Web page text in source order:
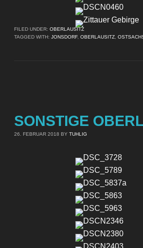
FILED UNDER:OBERLAUSITZ
TAGGED WITH:JONSDORF,OBERLAUSITZ ,
SONSTIGE
26. FEBRUAR 2018 BYTUHLIG